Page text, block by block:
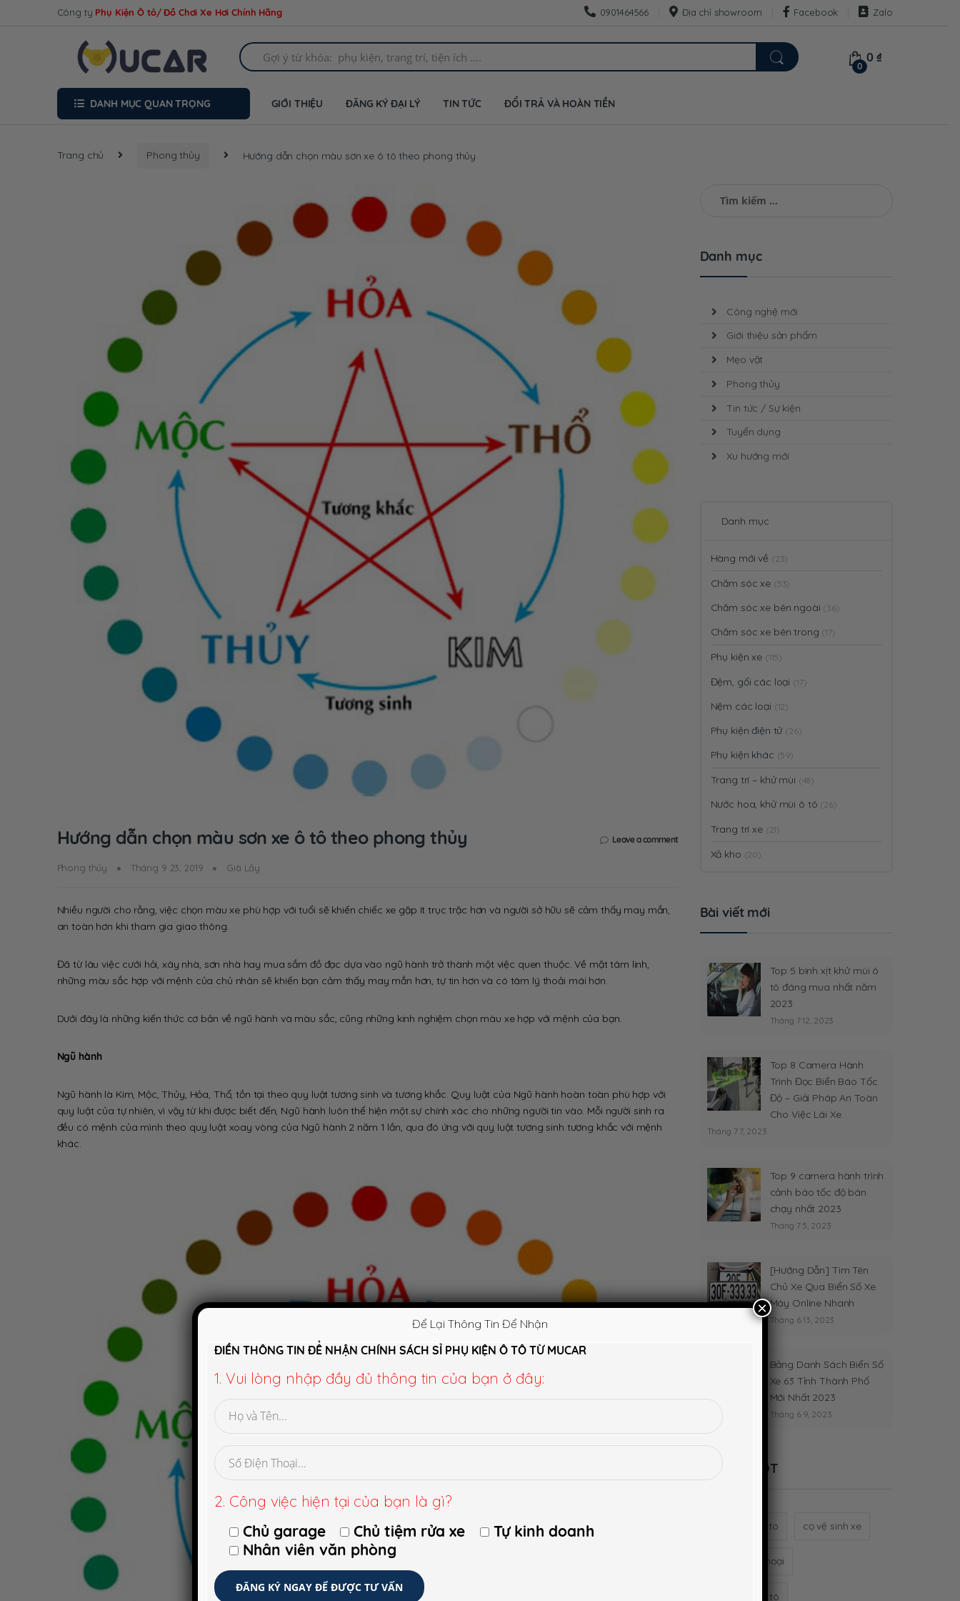
Công ty Phụ Kiện Ô tô/ Đồ Chơi Xe Hơi Chính Hãng 0901464566 Địa chỉ showroom Facebook Zalo
Search
for:
0
0 ₫
DANH MỤC QUAN TRỌNG GIỚI THIỆU ĐĂNG KÝ ĐẠI LÝ TIN TỨC ĐỔI TRẢ VÀ HOÀN TIỀN
Trang chủ Phong thủy Hướng dẫn chọn màu sơn xe ô tô theo phong thủy
Hướng dẫn chọn màu sơn xe ô tô theo phong thủy Leave a comment
Phong thủy Tháng 9 23, 2019 Già Lầy
Nhiều người cho rằng, việc chọn màu xe phù hợp với tuổi sẽ khiến chiếc xe gặp ít trục trặc hơn và người sở hữu sẽ cảm thấy may mắn,
an toàn hơn khi tham gia giao thông.
Đã từ lâu việc cưới hỏi, xây nhà, sơn nhà hay mua sắm đồ đạc dựa vào ngũ hành trở thành một việc quen thuộc. Về mặt tâm linh,
những màu sắc hợp với mệnh của chủ nhân sẽ khiến bạn cảm thấy may mắn hơn, tự tin hơn và có tâm lý thoải mái hơn.
Dưới đây là những kiến thức cơ bản về ngũ hành và màu sắc, cũng những kinh nghiệm chọn màu xe hợp với mệnh của bạn.
Ngũ hành
Ngũ hành là Kim, Mộc, Thủy, Hỏa, Thổ, tồn tại theo quy luật tương sinh và tương khắc. Quy luật của Ngũ hành hoàn toàn phù hợp với
quy luật của tự nhiên, vì vậy từ khi được biết đến, Ngũ hành luôn thể hiện một sự chính xác cho những người tin vào. Mỗi người sinh ra
đều có mệnh của mình theo quy luật xoay vòng của Ngũ hành 2 năm 1 lần, qua đó ứng với quy luật tương sinh tương khắc với mệnh
khác.
kiếm
Danh mục
Công nghệ mới
Giới thiệu sản phẩm
Mẹo vặt
Phong thủy
Tin tức / Sự kiện
Tuyển dụng
Xu hướng mới
Danh mục
Hàng mới về (23)
Chăm sóc xe (53)
Chăm sóc xe bên ngoài (36)
Chăm sóc xe bên trong (17)
Phụ kiện xe (115)
Đệm, gối các loại (17)
Nệm các loại (12)
Phụ kiện điện tử (26)
Phụ kiện khác (59)
Trang trí – khử mùi (48)
Nước hoa, khử mùi ô tô (26)
Trang trí xe (21)
Xả kho (20)
Bài viết mới
Top 5 bình xịt khử mùi ô
tô đáng mua nhất năm
2023
Tháng 7 12, 2023
Top 8 Camera Hành
Trình Đọc Biển Báo Tốc
Độ – Giải Pháp An Toàn
Cho Việc Lái Xe
Tháng 7 7, 2023
Top 9 camera hành trình
cảnh báo tốc độ bán
chạy nhất 2023
Tháng 7 5, 2023
[Hướng Dẫn] Tìm Tên
Chủ Xe Qua Biển Số Xe
Máy Online Nhanh
Tháng 6 13, 2023
Bảng Danh Sách Biển Số
Xe 63 Tỉnh Thành Phố
Mới Nhất 2023
Tháng 6 9, 2023
Từ khóa HOT
bơm lốp xe oto cọ vệ sinh xe
giá đỡ điện thoại
gương cầu ô tô
Để Lại Thông Tin Để Nhận
ĐIỀN THÔNG TIN ĐỂ NHẬN CHÍNH SÁCH SỈ PHỤ KIỆN Ô TÔ TỪ MUCAR
1. Vui lòng nhập đầy đủ thông tin của bạn ở đây:
2. Công việc hiện tại của bạn là gì?
Chủ garage
Chủ tiệm rửa xe
Tự kinh doanh
Nhân viên văn phòng
×